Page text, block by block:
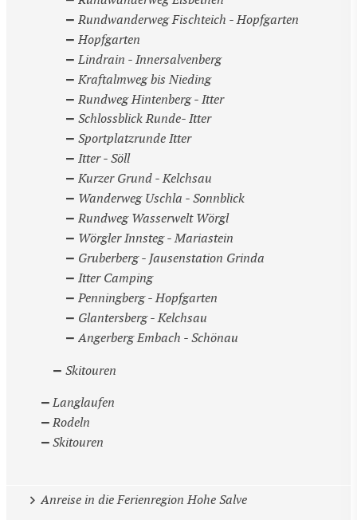
Rundwanderweg Fischteich - Hopfgarten
Hopfgarten
Lindrain - Innersalvenberg
Kraftalmweg bis Nieding
Rundweg Hintenberg - Itter
Schlossblick Runde- Itter
Sportplatzrunde Itter
Itter - Söll
Kurzer Grund - Kelchsau
Wanderweg Uschla - Sonnblick
Rundweg Wasserwelt Wörgl
Wörgler Innsteg - Mariastein
Gruberberg - Jausenstation Grinda
Itter Camping
Penningberg - Hopfgarten
Glantersberg - Kelchsau
Angerberg Embach - Schönau
Skitouren
Langlaufen
Rodeln
Skitouren
Anreise in die Ferienregion Hohe Salve